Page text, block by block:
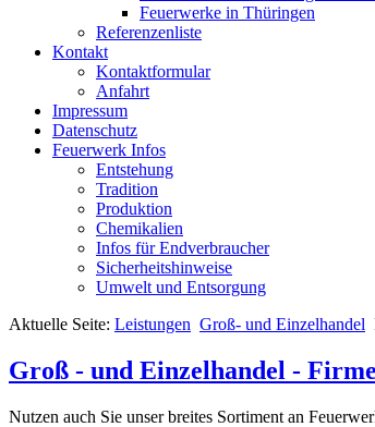
Feuerwerke in Thüringen
Referenzenliste
Kontakt
Kontaktformular
Anfahrt
Impressum
Datenschutz
Feuerwerk Infos
Entstehung
Tradition
Produktion
Chemikalien
Infos für Endverbraucher
Sicherheitshinweise
Umwelt und Entsorgung
Aktuelle Seite: Leistungen Groß- und Einzelhandel
Groß - und Einzelhandel -
Nutzen auch Sie unser breites Sortiment an